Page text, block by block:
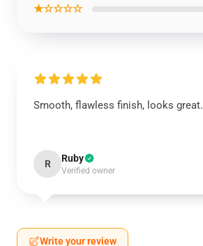
★☆☆☆☆
Smooth, flawless finish, looks great.
R Ruby
Verified owner
Write your review